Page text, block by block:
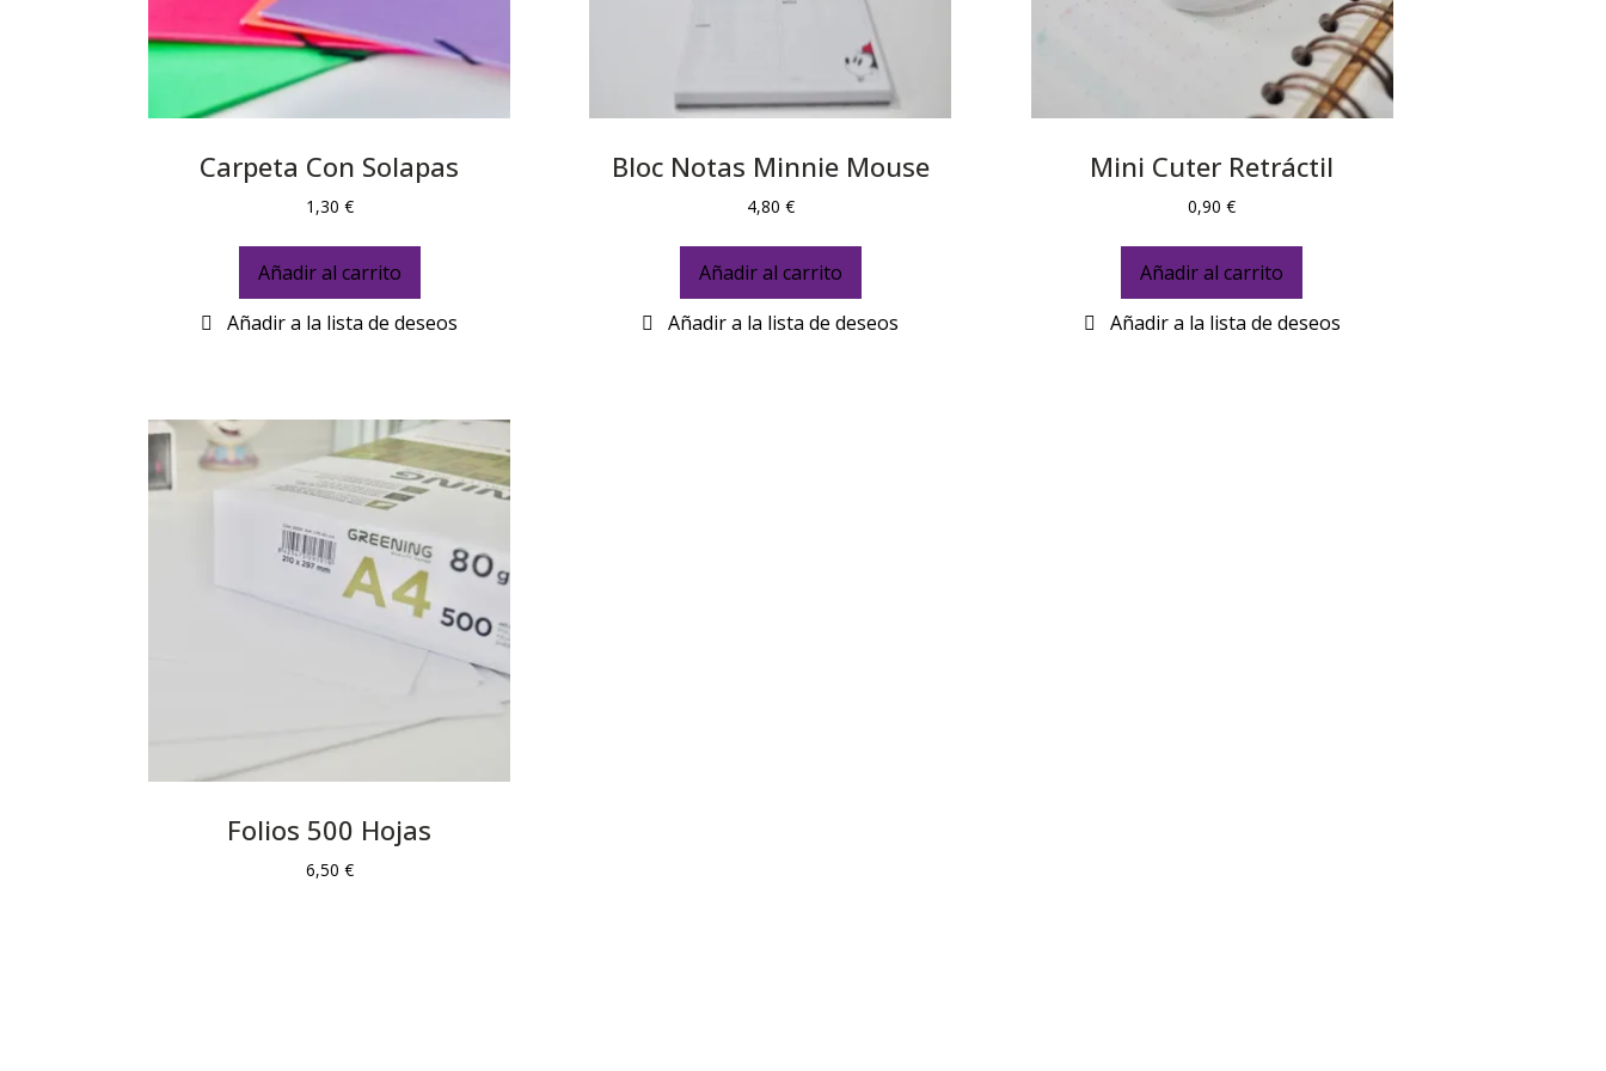
Carpeta Con Solapas
1,30 €
Añadir al carrito
Bloc Notas Minnie Mouse
4,80 €
Añadir al carrito
Mini Cuter Retráctil
0,90€
Añadir al carrito
Folios 500 Hojas
6,50 €